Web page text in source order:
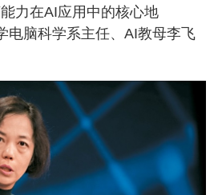
力在AI应用中的核心地
脑科学系主任、AI教母李飞